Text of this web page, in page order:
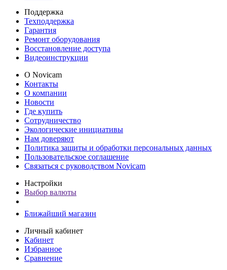
Поддержка
Техподдержка
Гарантия
Ремонт оборудования
Восстановление доступа
Видеоинструкции
О Novicam
Контакты
О компании
Новости
Где купить
Сотрудничество
Экологические инициативы
Нам доверяют
Политика защиты и обработки персональных данных
Пользовательское соглашение
Связаться с руководством Novicam
Настройки
Выбор валюты
Ближайший магазин
Личный кабинет
Кабинет
Избранное
Сравнение